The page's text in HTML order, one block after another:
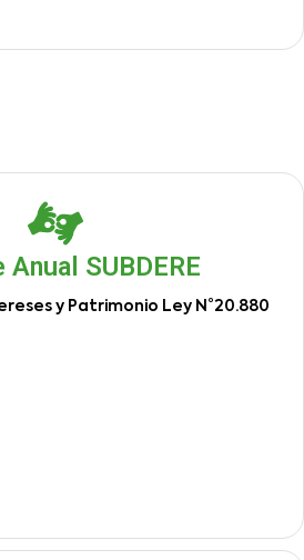
SUBDERE
y Patrimonio Ley N°20.880